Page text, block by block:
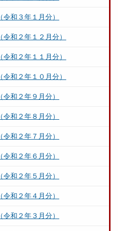
和３年１月分）
和２年１２月分）
和２年１１月分）
和２年１０月分）
和２年９月分）
和２年８月分）
和２年７月分）
和２年６月分）
和２年５月分）
和２年４月分）
和２年３月分）